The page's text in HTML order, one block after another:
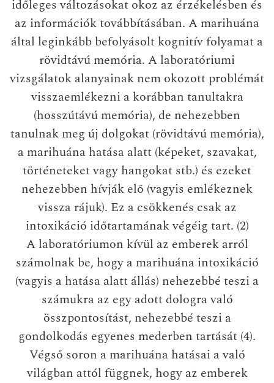
időleges változásokat okoz az érzékelésben és
az információk továbbításában. A marihuána
által leginkább befolyásolt kognitív folyamat a
rövidtávú memória. A laboratóriumi
vizsgálatok alanyainak nem okozott problémát
visszaemlékezni a korábban tanultakra
(hosszútávú memória), de nehezebben
tanulnak meg új dolgokat (rövidtávú memória),
a marihuána hatása alatt (képeket, szavakat,
történeteket vagy hangokat stb.) és ezeket
nehezebben hívják elő (vagyis emlékeznek
vissza rájuk). Ez a csökkenés csak az
intoxikáció időtartamának végéig tart. (2)
A laboratóriumon kívül az emberek arról
számolnak be, hogy a marihuána intoxikáció
(vagyis a hatása alatt állás) nehezebbé teszi a
számukra az egy adott dologra való
összpontosítást, nehezebbé teszi a
gondolkodás egyenes mederben tartását (4).
Végső soron a marihuána hatásai a való
világban attól függnek, hogy az emberek